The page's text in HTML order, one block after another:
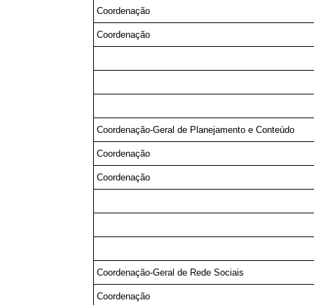
Coordenação
Coordenação
Coordenação-Geral de Planejamento e Conteúdo
Coordenação
Coordenação
Coordenação-Geral de Rede Sociais
Coordenação